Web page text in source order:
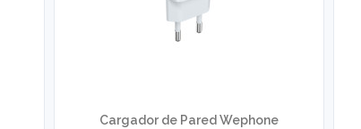
Cargador de Pared Wephone